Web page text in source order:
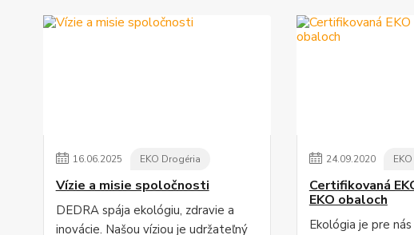
16.06.2025 EKO Drogéria
Vízie a misie spoločnosti
DEDRA spája ekológiu, zdravie a
inovácie. Našou víziou je udržateľný
24.09.2020
Certifikovaná
EKO obaloch
Ekológia je pre